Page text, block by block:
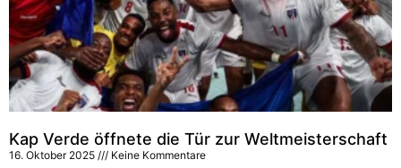
Kap Verde öffnete die Tür zur Weltmeisterschaft
16. Oktober 2025 Keine Kommentare